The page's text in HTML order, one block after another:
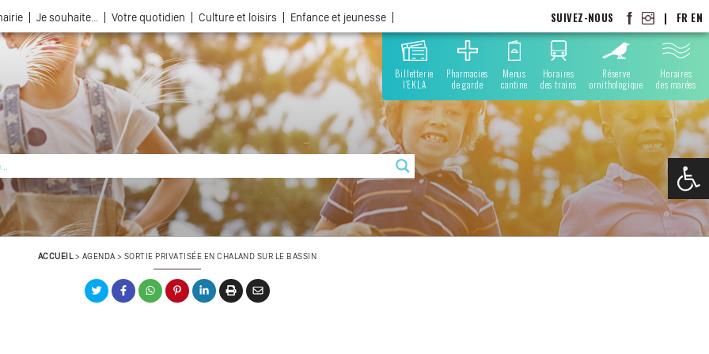
Je souhaite... Votre quotidien Culture et loisirs Enfance et jeunesse SUIVEZ-NOUS | FR EN
Billetterie
l'EKLA
Pharmacies
de garde
Menus
cantine
Horaires
des trains
Réserve
ornithologique
Horaires
des marées
ACCUEIL> AGENDA > SORTIE PRIVATISÉE EN CHALAND SUR LE BASSIN
Ouvrir